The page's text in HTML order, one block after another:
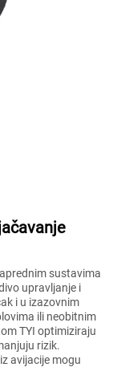
sustavima
upravljanje i
i u izazovnim
ili neobitnim
TYI optimiziraju
rizik.
avijacije mogu